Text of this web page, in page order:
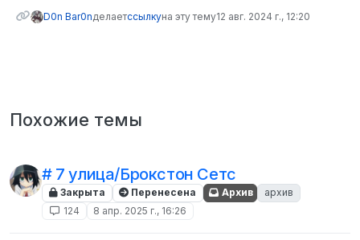
D0n Bar0nделаетссылкуна эту тему12 авг. 2024 г., 12:20
Похожие темы
# 7 улица/Брокстон Сетс
Закрыта Перенесена Архив
архив
124
8 апр. 2025 г., 16:26